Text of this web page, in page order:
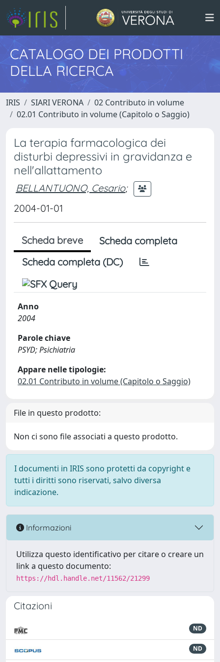
CATALOGO DEI PRODOTTI
DELLA RICERCA
IRIS SIARI VERONA
02 Contributo in volume
02.01 Contributo in volume (Capitolo o Saggio)
La terapia farmacologica dei
disturbi depressivi in gravidanza e
nell'allattamento
BELLANTUONO, Cesario;
2004-01-01
Scheda breve
Scheda completa
Scheda completa (DC)
Anno
2004
Parole chiave
PSYD; Psichiatria
Appare nelle tipologie:
02.01 Contributo in volume (Capitolo o Saggio)
File in questo prodotto:
Non ci sono file associati a questo prodotto.
I documenti in IRIS sono protetti da copyright e
tutti i diritti sono riservati, salvo diversa
indicazione.
Informazioni
Utilizza questo identificativo per citare o creare un
link a questo documento:
https://hdl.handle.net/11562/21299
Citazioni
ND
ND